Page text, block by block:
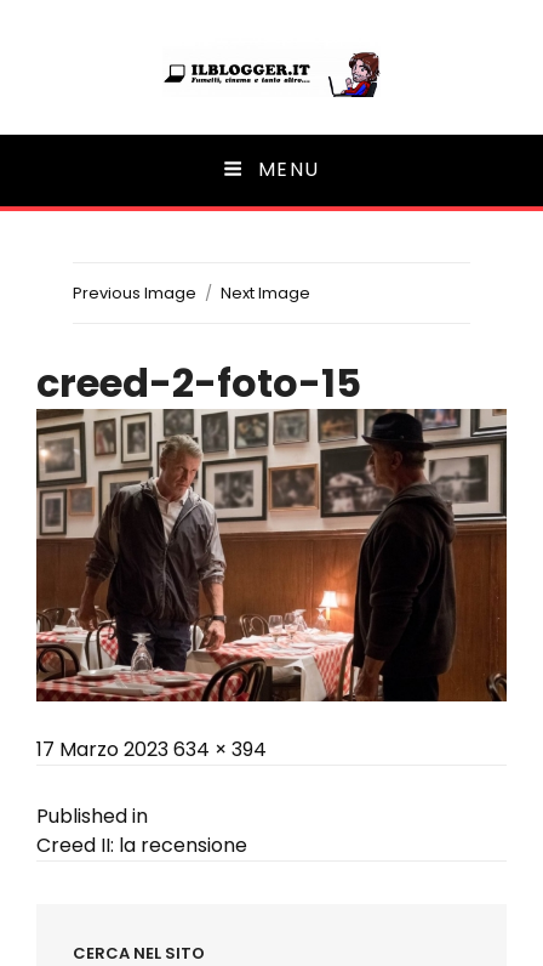
Ilblogger.it
Il portalino di blog | MENU
Previous Image Next Image
creed-2-foto-15
Posted
17 Marzo 2023Full
634 × 394
Navigazione
Published in
Creed II: la recensione
CERCA NEL SITO